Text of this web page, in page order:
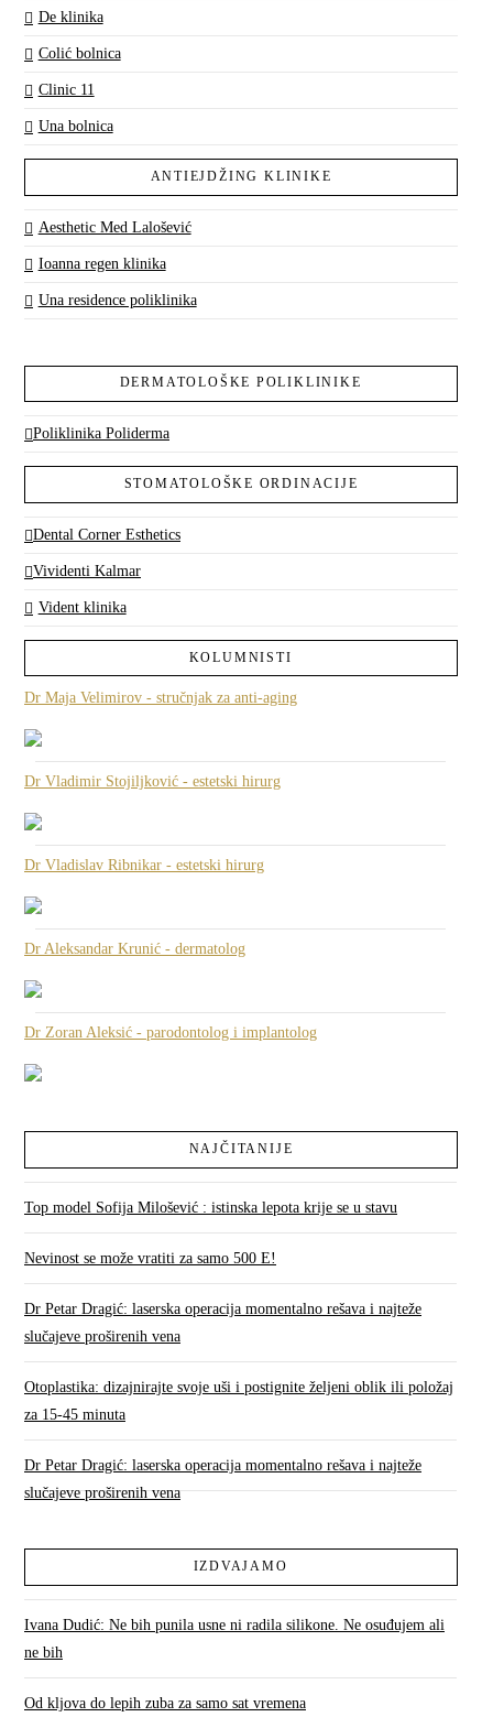
De klinika
Colić bolnica
Clinic 11
Una bolnica
ANTIEJDŽING KLINIKE
Aesthetic Med Lalošević
Ioanna regen klinika
Una residence poliklinika
DERMATOLOŠKE POLIKLINIKE
Poliklinika Poliderma
STOMATOLOŠKE ORDINACIJE
Dental Corner Esthetics
Vividenti Kalmar
Vident klinika
KOLUMNISTI
Dr Maja Velimirov - stručnjak za anti-aging
Dr Vladimir Stojiljković - estetski hirurg
Dr Vladislav Ribnikar - estetski hirurg
Dr Aleksandar Krunić - dermatolog
Dr Zoran Aleksić - parodontolog i implantolog
NAJČITANIJE
Top model Sofija Milošević : istinska lepota krije se u stavu
Nevinost se može vratiti za samo 500 E!
Dr Petar Dragić: laserska operacija momentalno rešava i najteže
slučajeve proširenih vena
Otoplastika: dizajnirajte svoje uši i postignite željeni oblik ili položaj
za 15-45 minuta
Dr Petar Dragić: laserska operacija momentalno rešava i najteže
slučajeve proširenih vena
IZDVAJAMO
Ivana Dudić: Ne bih punila usne ni radila silikone. Ne osuđujem ali
ne bih
Od kljova do lepih zuba za samo sat vremena